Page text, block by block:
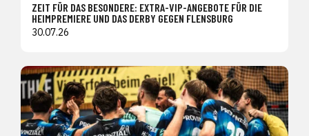
ZEIT FÜR DAS BESONDERE: EXTRA-VIP-ANGEBOTE FÜR DIE
HEIMPREMIERE UND DAS DERBY GEGEN FLENSBURG
30.07.26